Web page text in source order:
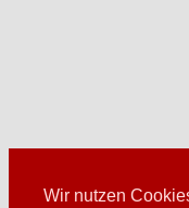
Wir nutzen